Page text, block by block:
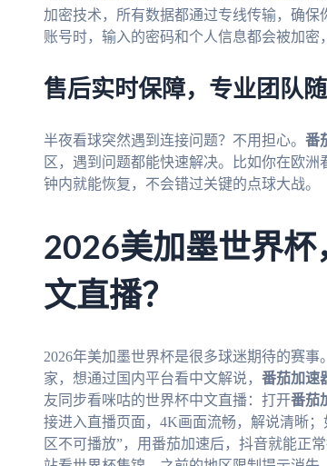
加密技术，所有数据都通过专线传输，确
账号时，输入的密码和个人信息都会被加密
售后实时保障，专业团队
半夜看球突然遇到连接问题？不用担心。 番
区，遇到问题都能快速解决。比如你在欧
钟内就能恢复，不会错过关键的点球大战。
2026美加墨世界杯
文直播？
2026年美加墨世界杯是很多球迷期待的赛
家，想通过国内平台看中文解说， 番茄加速
友同步看咪咕的世界杯中文直播：打开番茄
接进入直播页面，4K画面流畅，解说清晰
区不可播放”，用番茄加速后，抖音就能正